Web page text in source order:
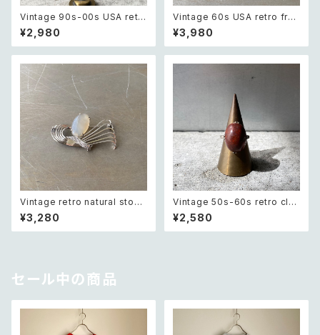
Vintage 90s-00s USA retr
o amber color beads pierc
e レトロ アメリカ ヴィンテージ
アクセサリー 琥珀色 ビーズ ピ
¥2,980
Vintage 60s USA retro fros
ted glass botanical flower
crystal bijou brooch レトロ
アメリカ ヴィンテージ アクセサ
¥3,980
Vintage retro natural stone
classical brooch レトロ ヴィ
ンテージ アクセサリー 天然石
クラシカル ブローチ
¥3,280
Vintage 50s-60s retro clas
sical stone ring レトロ ヴィン
テージ アクセサリー クラシカル
ストーン リング
¥2,580
セール中の商品